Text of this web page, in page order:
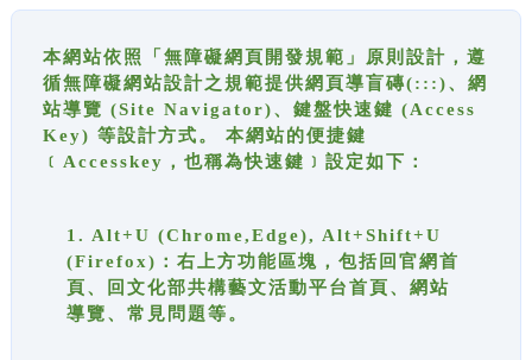
本網站依照「無障礙網頁開發規範」原則設計，遵
循無障礙網站設計之規範提供網頁導盲磚(:::)、網
站導覽 (Site Navigator)、鍵盤快速鍵 (Access
Key) 等設計方式。 本網站的便捷鍵
﹝Accesskey，也稱為快速鍵﹞設定如下：
1. Alt+U (Chrome,Edge), Alt+Shift+U
(Firefox)：右上方功能區塊，包括回官網首
頁、回文化部共構藝文活動平台首頁、網站
導覽、常見問題等。